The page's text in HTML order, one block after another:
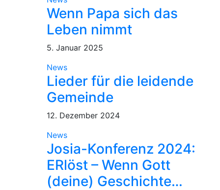
Wenn Papa sich das
Leben nimmt
5. Januar 2025
News
Lieder für die leidende
Gemeinde
12. Dezember 2024
News
Josia-Konferenz 2024:
ERlöst – Wenn Gott
(deine) Geschichte…